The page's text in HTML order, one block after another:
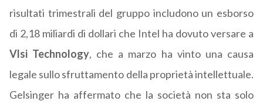
risultati trimestrali del gruppo includono un esborso
di 2,18 miliardi di dollari che Intel ha dovuto versare a
Vlsi Technology, che a marzo ha vinto una causa
legale sullo sfruttamento della proprietà intellettuale.
Gelsinger ha affermato che la società non sta solo